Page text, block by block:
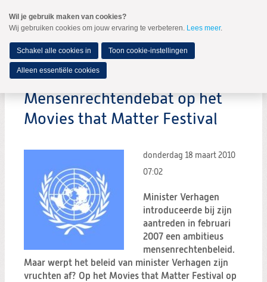
naar
Spring
de
inhoud
Spring
naar
hoofdmenu
MENU
Mensenrechtendebat op het
Movies that Matter Festival
donderdag 18 maart 2010
07:02
Minister Verhagen
introduceerde bij zijn
aantreden in februari
2007 een ambitieus
mensenrechtenbeleid.
Maar werpt het beleid van minister Verhagen zijn
vruchten af? Op het Movies that Matter Festival op
Wil je gebruik maken van cookies?
Wij gebruiken cookies om jouw ervaring te verbeteren. Lees meer.
Schakel alle cookies in Toon cookie-instellingen
Alleen essentiële cookies